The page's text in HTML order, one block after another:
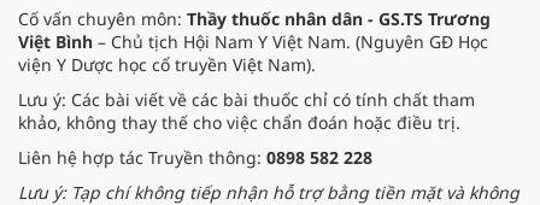
Cố vấn chuyên môn: Thầy thuốc nhân dân - GS.TS Trương
Việt Bình – Chủ tịch Hội Nam Y Việt Nam. (Nguyên GĐ Học
viện Y Dược học cổ truyền Việt Nam).
Lưu ý: Các bài viết về các bài thuốc chỉ có tính chất tham
khảo, không thay thế cho việc chẩn đoán hoặc điều trị.
Liên hệ hợp tác Truyền thông: 0898 582 228
Lưu ý: Tạp chí không tiếp nhận hỗ trợ bằng tiền mặt và không